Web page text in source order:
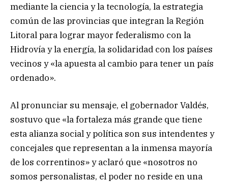
mediante la ciencia y la tecnología, la estrategia
común de las provincias que integran la Región
Litoral para lograr mayor federalismo con la
Hidrovía y la energía, la solidaridad con los países
vecinos y «la apuesta al cambio para tener un país
ordenado».
Al pronunciar su mensaje, el gobernador Valdés,
sostuvo que «la fortaleza más grande que tiene
esta alianza social y política son sus intendentes y
concejales que representan a la inmensa mayoría
de los correntinos» y aclaró que «nosotros no
somos personalistas, el poder no reside en una